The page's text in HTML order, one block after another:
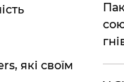
які своїм